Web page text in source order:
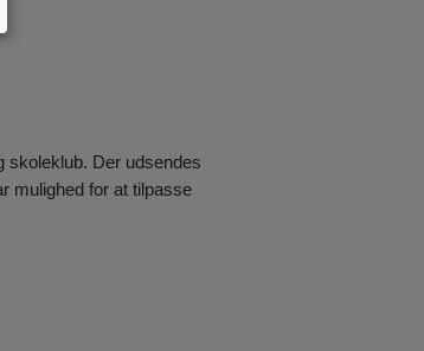
skoleklub. Der udsendes
mulighed for at tilpasse